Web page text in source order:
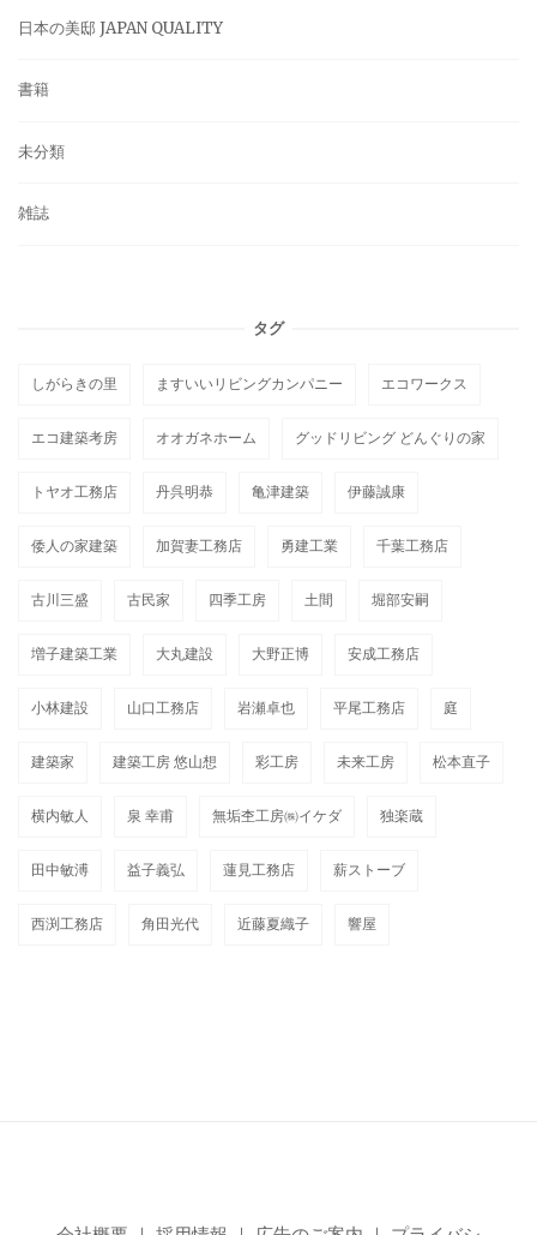
日本の美邸 JAPAN QUALITY
書籍
未分類
雑誌
タグ
しがらきの里 ますいいリビングカンパニー エコワークス
エコ建築考房 オオガネホーム グッドリビング どんぐりの家
トヤオ工務店 丹呉明恭 亀津建築 伊藤誠康
倭人の家建築 加賀妻工務店 勇建工業 千葉工務店
古川三盛 古民家 四季工房 土間 堀部安嗣
増子建築工業 大丸建設 大野正博 安成工務店
小林建設 山口工務店 岩瀬卓也 平尾工務店 庭
建築家 建築工房 悠山想 彩工房 未来工房 松本直子
横内敏人 泉 幸甫 無垢杢工房㈱イケダ 独楽蔵
田中敏溥 益子義弘 蓮見工務店 薪ストーブ
西渕工務店 角田光代 近藤夏織子 響屋